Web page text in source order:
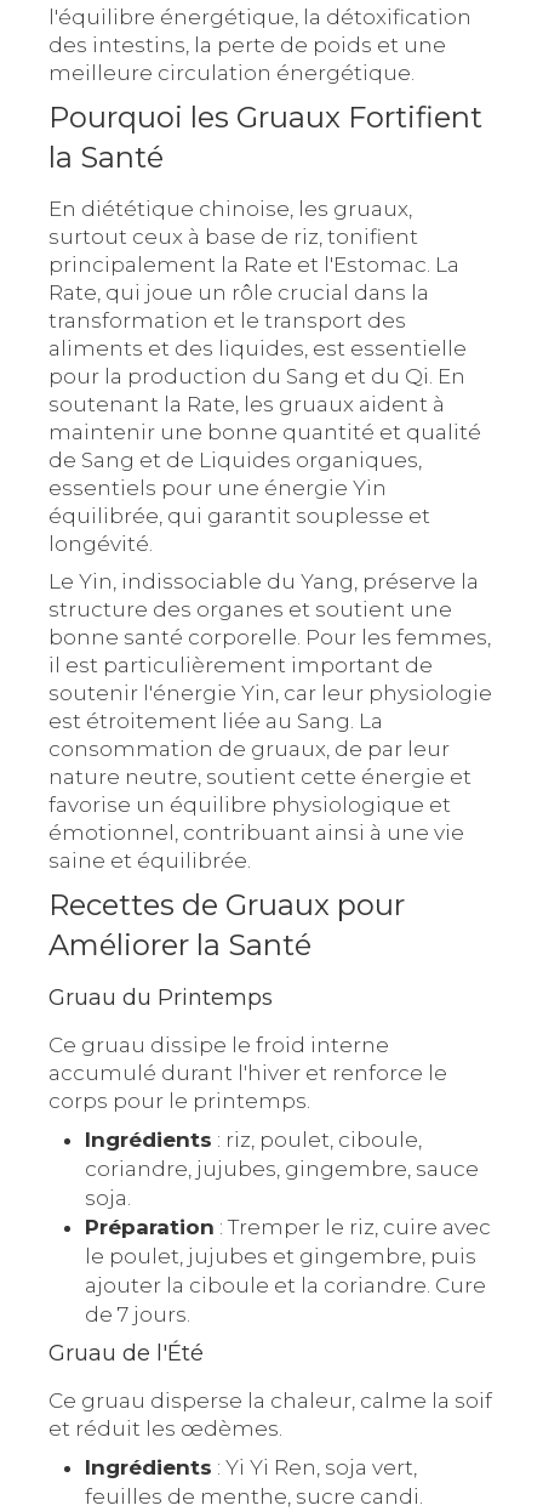
l'équilibre énergétique, la détoxification
des intestins, la perte de poids et une
meilleure circulation énergétique.
Pourquoi les Gruaux Fortifient
la Santé
En diététique chinoise, les gruaux,
surtout ceux à base de riz, tonifient
principalement la Rate et l'Estomac. La
Rate, qui joue un rôle crucial dans la
transformation et le transport des
aliments et des liquides, est essentielle
pour la production du Sang et du Qi. En
soutenant la Rate, les gruaux aident à
maintenir une bonne quantité et qualité
de Sang et de Liquides organiques,
essentiels pour une énergie Yin
équilibrée, qui garantit souplesse et
longévité.
Le Yin, indissociable du Yang, préserve la
structure des organes et soutient une
bonne santé corporelle. Pour les femmes,
il est particulièrement important de
soutenir l'énergie Yin, car leur physiologie
est étroitement liée au Sang. La
consommation de gruaux, de par leur
nature neutre, soutient cette énergie et
favorise un équilibre physiologique et
émotionnel, contribuant ainsi à une vie
saine et équilibrée.
Recettes de Gruaux pour
Améliorer la Santé
Gruau du Printemps
Ce gruau dissipe le froid interne
accumulé durant l'hiver et renforce le
corps pour le printemps.
Ingrédients : riz, poulet, ciboule,
coriandre, jujubes, gingembre, sauce
soja.
Préparation : Tremper le riz, cuire avec
le poulet, jujubes et gingembre, puis
ajouter la ciboule et la coriandre. Cure
de 7 jours.
Gruau de l'Été
Ce gruau disperse la chaleur, calme la soif
et réduit les œdèmes.
Ingrédients : Yi Yi Ren, soja vert,
feuilles de menthe, sucre candi.